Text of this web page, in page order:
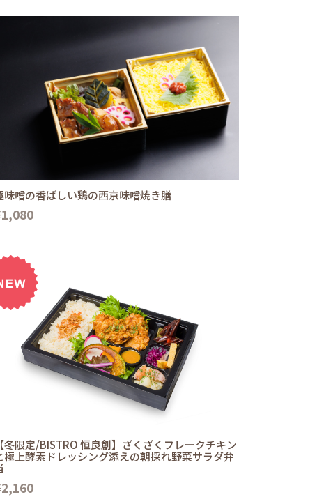
味噌の香ばしい鶏の西京味噌焼き膳
【冬限定/BISTRO 恒良創】ざくざくフレークチキン
極上酵素ドレッシング添えの朝採れ野菜サラダ弁